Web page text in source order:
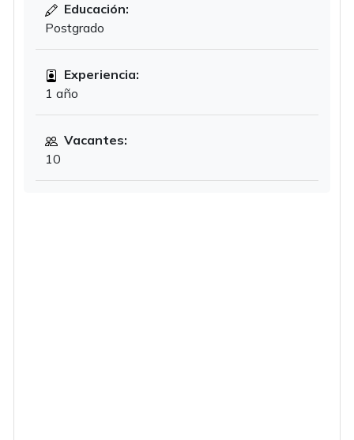
Educación:
Postgrado
Experiencia:
1 año
Vacantes:
10